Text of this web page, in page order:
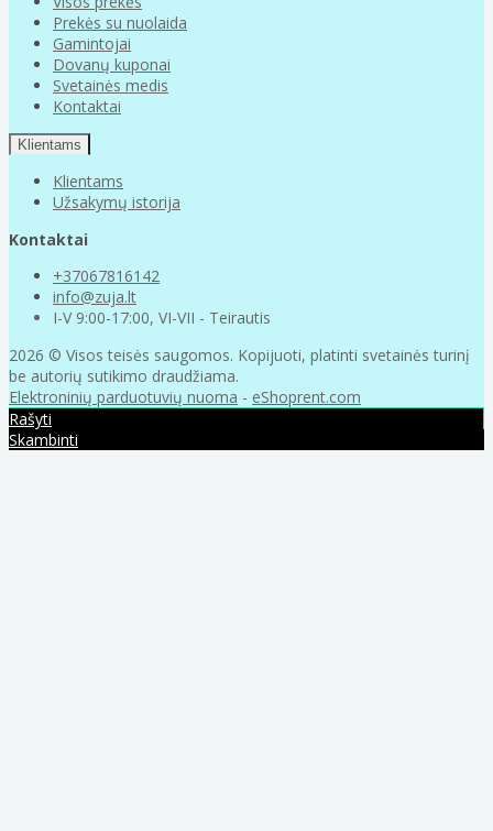
Prekės su nuolaida
Gamintojai
Dovanų kuponai
Svetainės medis
Kontaktai
Klientams
Klientams
Užsakymų istorija
Kontaktai
+37067816142
info@zuja.lt
I-V 9:00-17:00, VI-VII - Teirautis
2026 © Visos teisės saugomos. Kopijuoti, platinti svetainės turinį
be autorių sutikimo draudžiama.
Elektroninių parduotuvių nuoma - eShoprent.com
Rašyti
Skambinti